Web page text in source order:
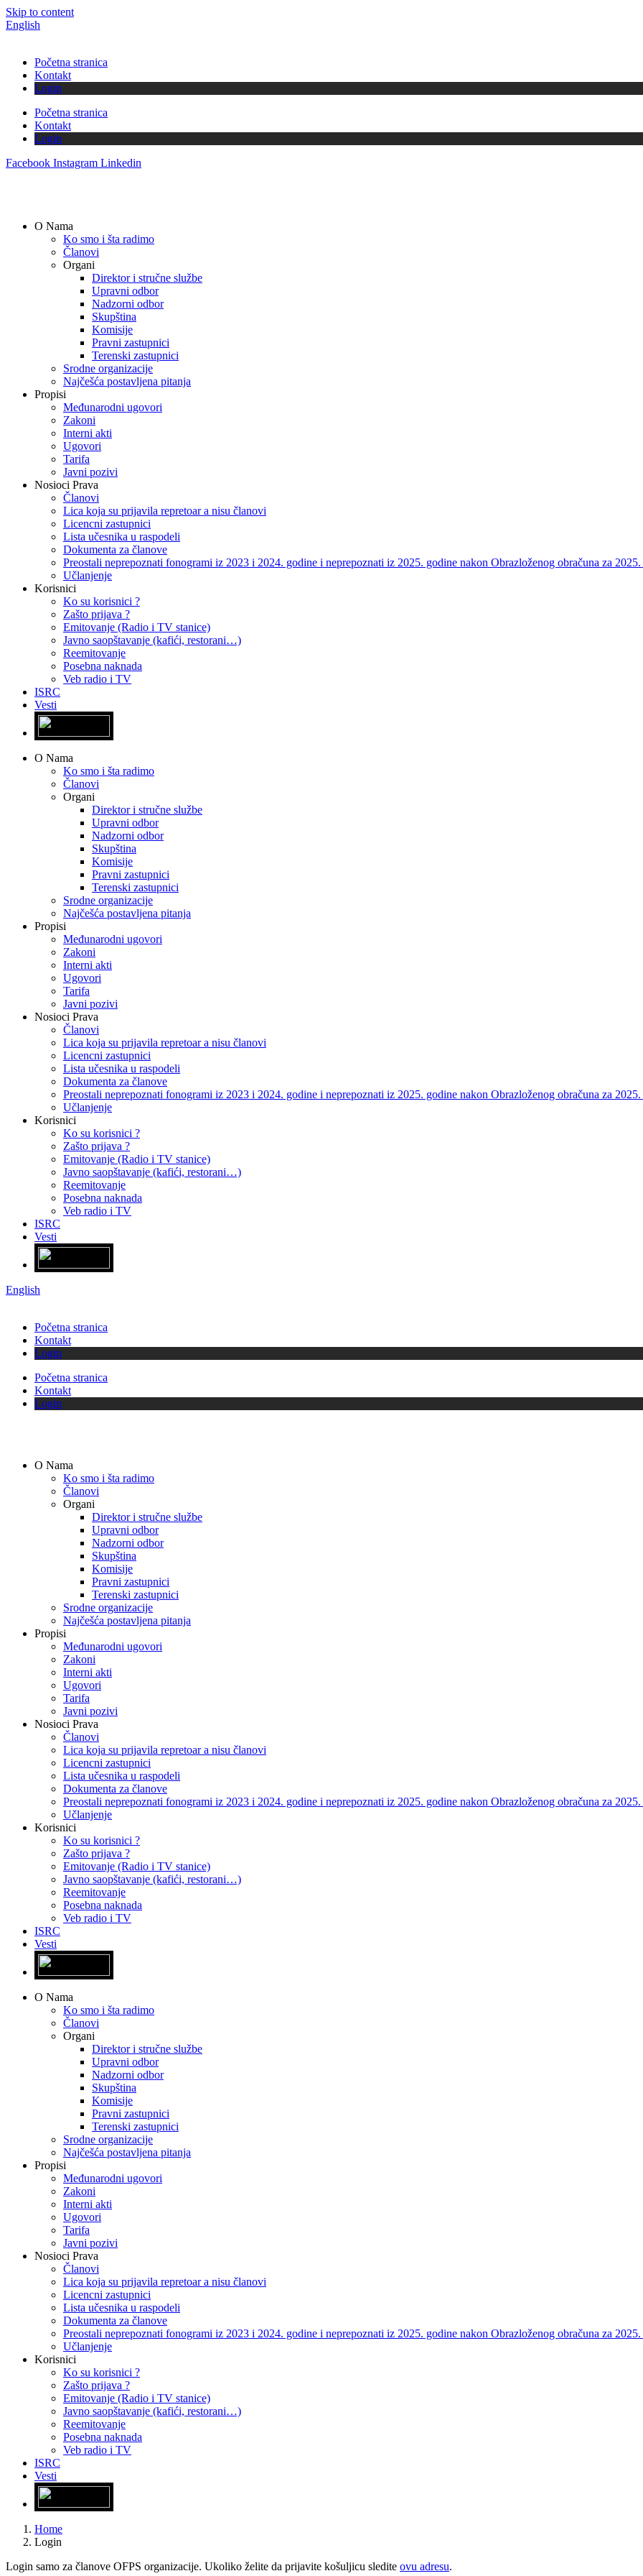
Skip to content
English
Početna stranica
Kontakt
Login
Početna stranica
Kontakt
Login
Facebook Instagram Linkedin
O Nama
Ko smo i šta radimo
Članovi
Organi
Direktor i stručne službe
Upravni odbor
Nadzorni odbor
Skupština
Komisije
Pravni zastupnici
Terenski zastupnici
Srodne organizacije
Najčešća postavljena pitanja
Propisi
Međunarodni ugovori
Zakoni
Interni akti
Ugovori
Tarifa
Javni pozivi
Nosioci Prava
Članovi
Lica koja su prijavila repretoar a nisu članovi
Licencni zastupnici
Lista učesnika u raspodeli
Dokumenta za članove
Preostali neprepoznati fonogrami iz 2023 i 2024. godine i neprepoznati iz 2025. godine nakon Obrazloženog obračuna za
Učlanjenje
Korisnici
Ko su korisnici ?
Zašto prijava ?
Emitovanje (Radio i TV stanice)
Javno saopštavanje (kafići, restorani…)
Reemitovanje
Posebna naknada
Veb radio i TV
ISRC
Vesti
O Nama
Ko smo i šta radimo
Članovi
Organi
Direktor i stručne službe
Upravni odbor
Nadzorni odbor
Skupština
Komisije
Pravni zastupnici
Terenski zastupnici
Srodne organizacije
Najčešća postavljena pitanja
Propisi
Međunarodni ugovori
Zakoni
Interni akti
Ugovori
Tarifa
Javni pozivi
Nosioci Prava
Članovi
Lica koja su prijavila repretoar a nisu članovi
Licencni zastupnici
Lista učesnika u raspodeli
Dokumenta za članove
Preostali neprepoznati fonogrami iz 2023 i 2024. godine i neprepoznati iz 2025. godine nakon Obrazloženog obračuna za
Učlanjenje
Korisnici
Ko su korisnici ?
Zašto prijava ?
Emitovanje (Radio i TV stanice)
Javno saopštavanje (kafići, restorani…)
Reemitovanje
Posebna naknada
Veb radio i TV
ISRC
Vesti
English
Početna stranica
Kontakt
Login
Početna stranica
Kontakt
Login
O Nama
Ko smo i šta radimo
Članovi
Organi
Direktor i stručne službe
Upravni odbor
Nadzorni odbor
Skupština
Komisije
Pravni zastupnici
Terenski zastupnici
Srodne organizacije
Najčešća postavljena pitanja
Propisi
Međunarodni ugovori
Zakoni
Interni akti
Ugovori
Tarifa
Javni pozivi
Nosioci Prava
Članovi
Lica koja su prijavila repretoar a nisu članovi
Licencni zastupnici
Lista učesnika u raspodeli
Dokumenta za članove
Preostali neprepoznati fonogrami iz 2023 i 2024. godine i neprepoznati iz 2025. godine nakon Obrazloženog obračuna za
Učlanjenje
Korisnici
Ko su korisnici ?
Zašto prijava ?
Emitovanje (Radio i TV stanice)
Javno saopštavanje (kafići, restorani…)
Reemitovanje
Posebna naknada
Veb radio i TV
ISRC
Vesti
O Nama
Ko smo i šta radimo
Članovi
Organi
Direktor i stručne službe
Upravni odbor
Nadzorni odbor
Skupština
Komisije
Pravni zastupnici
Terenski zastupnici
Srodne organizacije
Najčešća postavljena pitanja
Propisi
Međunarodni ugovori
Zakoni
Interni akti
Ugovori
Tarifa
Javni pozivi
Nosioci Prava
Članovi
Lica koja su prijavila repretoar a nisu članovi
Licencni zastupnici
Lista učesnika u raspodeli
Dokumenta za članove
Preostali neprepoznati fonogrami iz 2023 i 2024. godine i neprepoznati iz 2025. godine nakon Obrazloženog obračuna za
Učlanjenje
Korisnici
Ko su korisnici ?
Zašto prijava ?
Emitovanje (Radio i TV stanice)
Javno saopštavanje (kafići, restorani…)
Reemitovanje
Posebna naknada
Veb radio i TV
ISRC
Vesti
Home
Login
Login samo za članove OFPS organizacije. Ukoliko želite da prijavite košuljicu sledite ovu adresu.